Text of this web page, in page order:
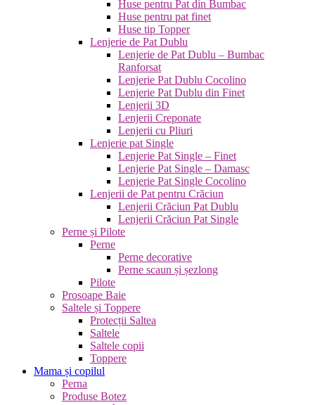
Huse pentru Pat din Bumbac
Huse pentru pat finet
Huse tip Topper
Lenjerie de Pat Dublu
Lenjerie de Pat Dublu – Bumbac
Ranforsat
Lenjerie Pat Dublu Cocolino
Lenjerie Pat Dublu din Finet
Lenjerii 3D
Lenjerii Creponate
Lenjerii cu Pliuri
Lenjerie pat Single
Lenjerie Pat Single – Finet
Lenjerie Pat Single – Damasc
Lenjerie Pat Single Cocolino
Lenjerii de Pat pentru Crăciun
Lenjerii Crăciun Pat Dublu
Lenjerii Crăciun Pat Single
Perne și Pilote
Perne
Perne decorative
Perne scaun și șezlong
Pilote
Prosoape Baie
Saltele și Toppere
Protecții Saltea
Saltele
Saltele copii
Toppere
Mama și copilul
Perna
Produse Botez